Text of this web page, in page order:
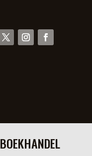
BOEKHANDEL